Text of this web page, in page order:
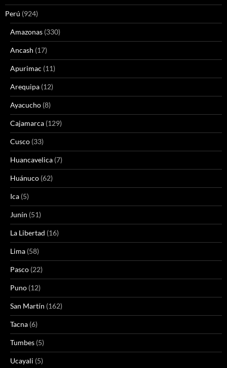
Perú (924)
Amazonas (330)
Ancash (17)
Apurimac (11)
Arequipa (12)
Ayacucho (8)
Cajamarca (129)
Cusco (33)
Huancavelica (7)
Huánuco (62)
Ica (5)
Junín (51)
La Libertad (16)
Lima (58)
Pasco (22)
Puno (12)
San Martín (162)
Tacna (6)
Tumbes (5)
Ucayali (5)